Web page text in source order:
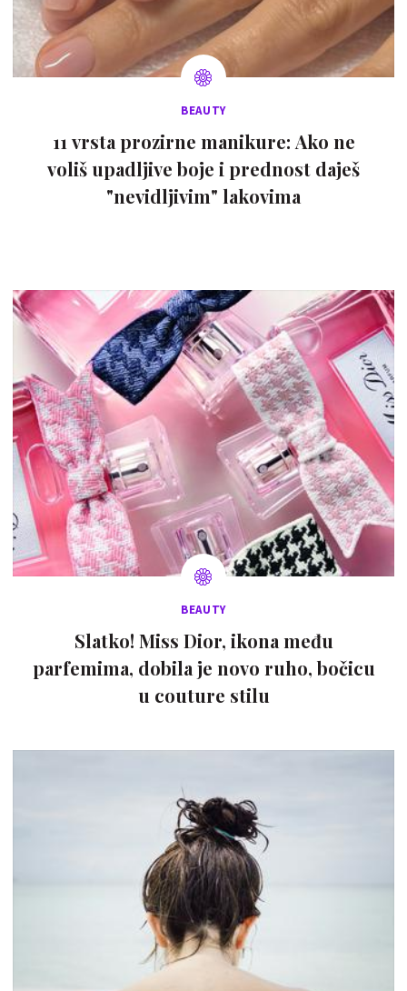
BEAUTY
11 vrsta prozirne manikure: Ako ne
voliš upadljive boje i prednost daješ
"nevidljivim" lakovima
BEAUTY
Slatko! Miss Dior, ikona među
parfemima, dobila je novo ruho, bočicu
u couture stilu